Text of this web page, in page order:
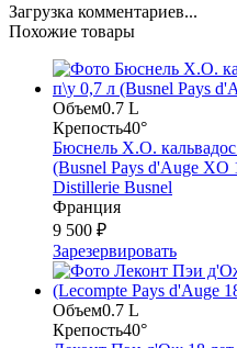
Загрузка комментариев...
Похожие товары
Объем0.7 L
Крепость40°
Бюснель X.O.
(Busnel Pays d'Auge XO
Distillerie Busnel
Франция
9 500 ₽
Зарезервировать
Объем0.7 L
Крепость40°